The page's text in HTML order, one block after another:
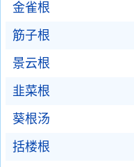
金雀根
筋子根
景云根
韭菜根
葵根汤
括楼根